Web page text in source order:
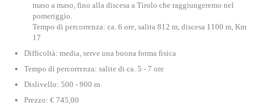
maso a maso, fino alla discesa a Tirolo che raggiungeremo nel
pomeriggio.
Tempo di percorrenza: ca. 6 ore, salita 812 m, discesa 1100 m, Km
17
Difficoltà: media, serve una buona forma fisica
Tempo di percorrenza: salite di ca. 5 - 7 ore
Dislivello: 500 - 900 m
Prezzo: € 745,00